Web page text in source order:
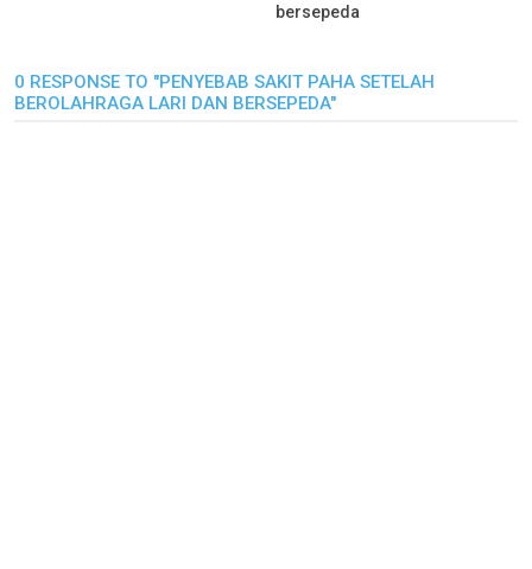
bersepeda
0 RESPONSE TO "PENYEBAB SAKIT PAHA SETELAH
BEROLAHRAGA LARI DAN BERSEPEDA"